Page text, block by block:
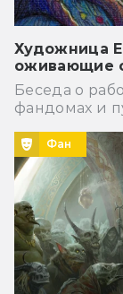
Художница
оживающие
Беседа о
фандомах и
Фан